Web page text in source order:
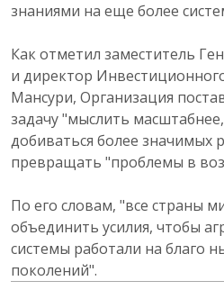
знаниями на еще более
Как отметил заместитель
и директор
Мансури, Организация
задачу "мыслить
добиваться более значимых
превращать "проблемы в
По его словам, "все страны
объединить усилия, чтобы
системы работали на благо
поколений".